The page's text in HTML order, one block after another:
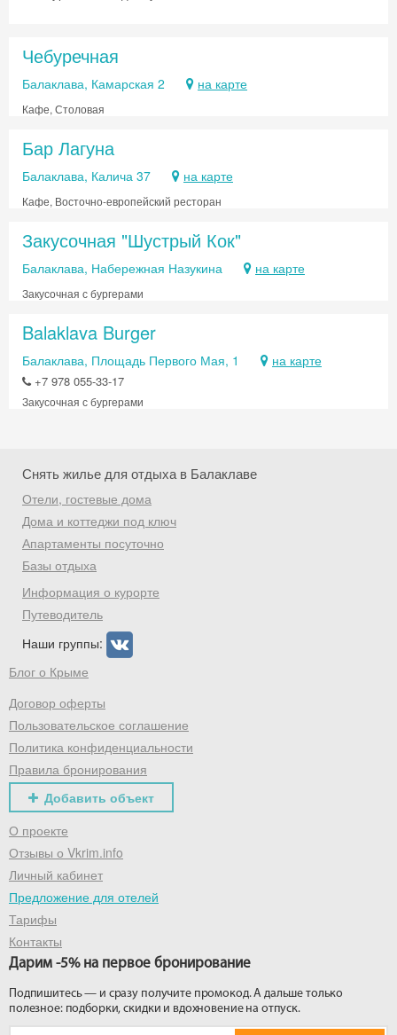
Чебуречная
Балаклава, Камарская 2 на карте
Кафе, Столовая
Бар Лагуна
Балаклава, Калича 37 на карте
Кафе, Восточно-европейский ресторан
Закусочная "Шустрый Кок"
Балаклава, Набережная Назукина на карте
Закусочная с бургерами
Balaklava Burger
Балаклава, Площадь Первого Мая, 1 на карте
+7 978 055-33-17
Закусочная с бургерами
Снять жилье для отдыха в Балаклаве
Отели, гостевые дома
Дома и коттеджи под ключ
Апартаменты посуточно
Базы отдыха
Информация о курорте
Путеводитель
Наши группы:
Блог о Крыме
Договор оферты
Пользовательское соглашение
Политика конфиденциальности
Правила бронирования
Добавить объект
О проекте
Отзывы о Vkrim.info
Личный кабинет
Предложение для отелей
Тарифы
Контакты
Дарим -5% на первое бронирование
Подпишитесь — и сразу получите промокод. А дальше только
полезное: подборки, скидки и вдохновение на отпуск.
Скидка −5%
промокод на первое бронирование!
Получить промокод